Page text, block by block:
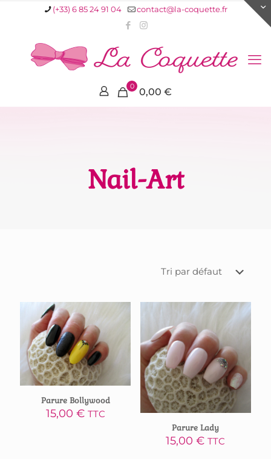
(+33) 6 85 24 91 04 contact@la-coquette.fr
0 0,00 €
Nail-Art
Parure Bollywood
15,00 € TTC
Parure Lady
15,00€ TTC